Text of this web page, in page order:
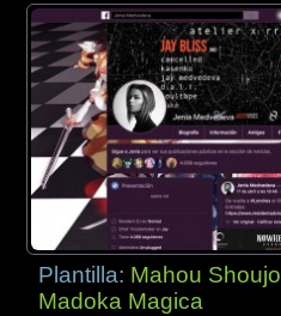
Plantilla: Mahou Shoujo
Madoka Magica